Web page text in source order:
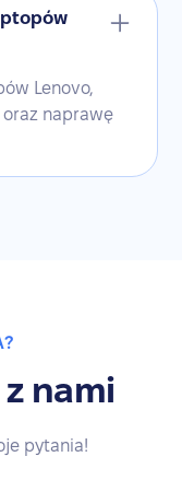
Lenovo,
naprawę
nami
pytania!